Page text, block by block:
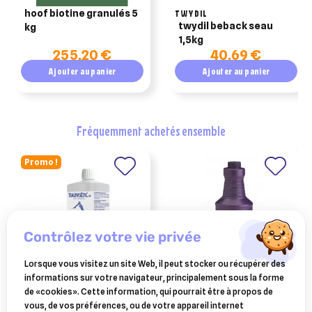
hoof biotine granulés 5
kg
255,20 €
Ajouter au panier
TWYDIL
twydil beback seau
1,5kg
40,69 €
Ajouter au panier
fréquemment achetés ensemble
Promo !
BOIRON
traumasedyl 1 litre solution
FARNAM
red cell 3.78 l
contrôlez votre vie privée
Lorsque vous visitez un site Web, il peut stocker ou récupérer des
informations sur votre navigateur, principalement sous la forme
de «cookies». Cette information, qui pourrait être à propos de
vous, de vos préférences, ou de votre appareil internet